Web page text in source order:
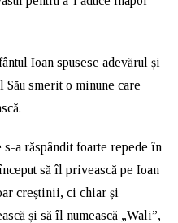
Ioan spusese adevărul și
Său smerit o minune care
s-a răspândit foarte repede în
să îl privească pe Ioan
creștinii, ci chiar și
și să îl numească „Wali”,